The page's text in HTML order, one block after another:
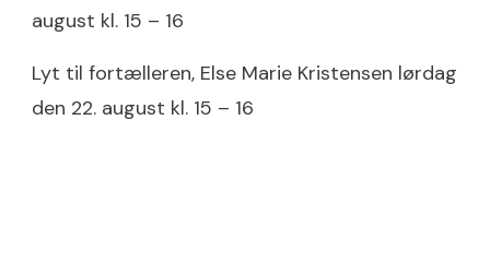
august kl. 15 – 16
Lyt til fortælleren, Else Marie Kristensen lørdag
den 22. august kl. 15 – 16